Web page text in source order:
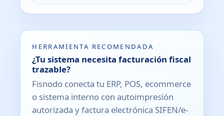
HERRAMIENTA RECOMENDADA
¿Tu sistema necesita facturación fiscal
trazable?
Fisnodo conecta tu ERP, POS, ecommerce
o sistema interno con autoimpresión
autorizada y factura electrónica SIFEN/e-